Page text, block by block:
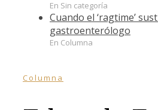
En Sin categoría
Cuando el ‘ragtime’
gastroenterólogo
En Columna
Columna